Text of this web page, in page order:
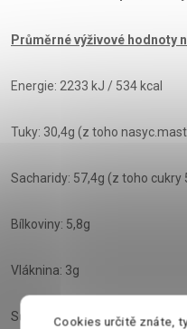
Cookies určitě znáte,
Průměrné výživové hodnoty
Energie: 2233 kJ / 534 kcal
Tuky: 30,4g (z toho
Sacharidy: 57,4g (z toho cukry
Bílkoviny: 5,8g
Vláknina: 3g
Sůl: 0,14g